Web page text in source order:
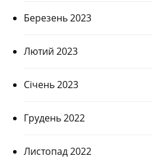
Березень 2023
Лютий 2023
Січень 2023
Грудень 2022
Листопад 2022